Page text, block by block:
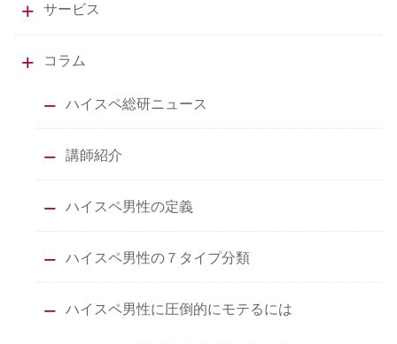
サービス
コラム
ハイスペ総研ニュース
講師紹介
ハイスペ男性の定義
ハイスペ男性の７タイプ分類
ハイスペ男性に圧倒的にモテるには